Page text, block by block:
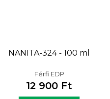
NANITA-324 - 100 ml
Férfi EDP
12 900 Ft